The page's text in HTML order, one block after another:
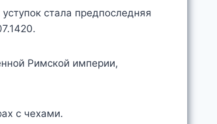
стала предпоследняя
Римской империи,
с чехами.